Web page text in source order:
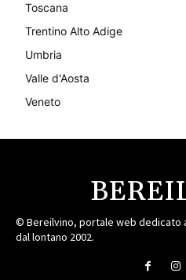
Toscana
Trentino Alto Adige
Umbria
Valle d'Aosta
Veneto
© Bereilvino, portale web dedicato
dal lontano 2002.